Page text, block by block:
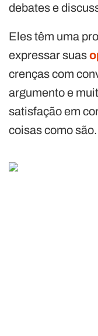
debates e
Eles têm uma
expressar suas
crenças com
argumento e
satisfação em
coisas como